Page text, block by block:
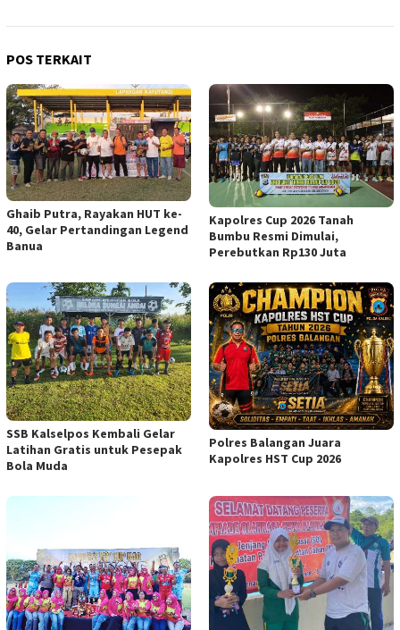
POS TERKAIT
Ghaib Putra, Rayakan HUT ke-
40, Gelar Pertandingan Legend
Banua
Kapolres Cup 2026 Tanah
Bumbu Resmi Dimulai,
Perebutkan Rp130 Juta
SSB Kalselpos Kembali Gelar
Latihan Gratis untuk Pesepak
Bola Muda
Polres Balangan Juara
Kapolres HST Cup 2026